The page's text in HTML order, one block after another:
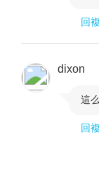
回複
dixon
這
回複